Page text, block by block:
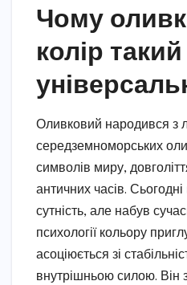
Чому
колір такий
Оливковий народився з
середземноморських
символів миру,
античних часів.
сутність, але набув
психології кольору
асоціюється зі
внутрішньою силою. Він